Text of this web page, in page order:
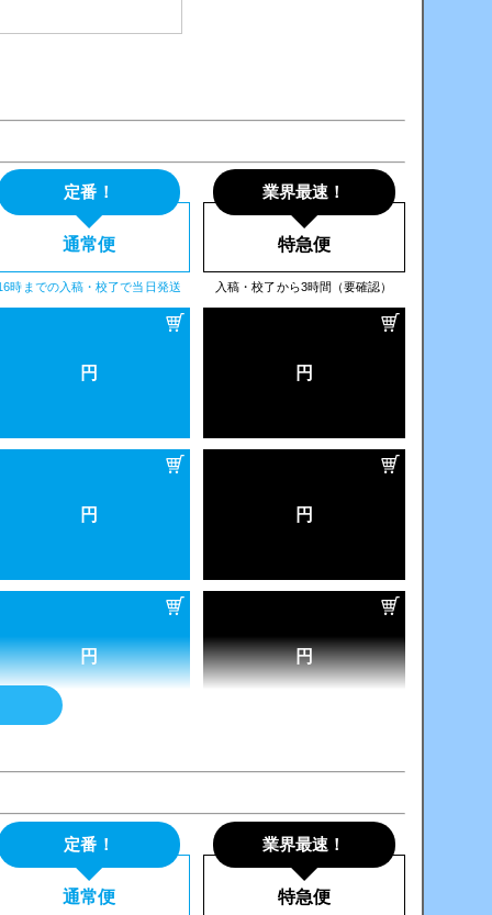
通常便
時までの入稿・校了で当日発送
定番！
特急便
入稿・校了から3時間（要確認）
業界最速！
円 円
円 円
円 円
通常便
定番！
特急便
業界最速！